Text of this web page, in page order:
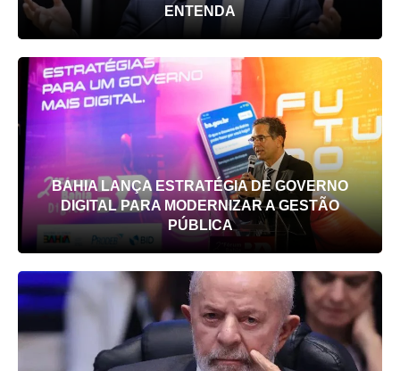
ENTENDA
BAHIA LANÇA ESTRATÉGIA DE GOVERNO
DIGITAL PARA MODERNIZAR A GESTÃO
PÚBLICA